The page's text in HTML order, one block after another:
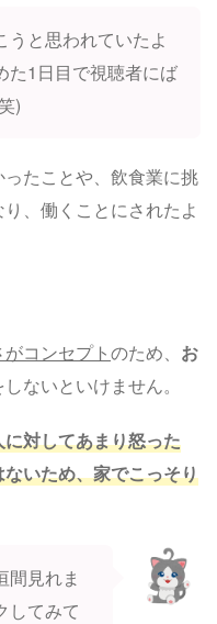
うと思われていたよ
た1日目で視聴者にば
)
たことや、飲食業に挑
、働くことにされたよ
コンセプトのため、 お
しないといけません。
対してあまり怒った
いため、家でこっそり
間見れま
してみて